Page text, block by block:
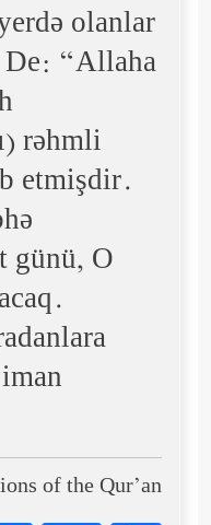
olanlar
“Allaha
rəhmli
etmişdir.
günü, O
of the Qur’an: